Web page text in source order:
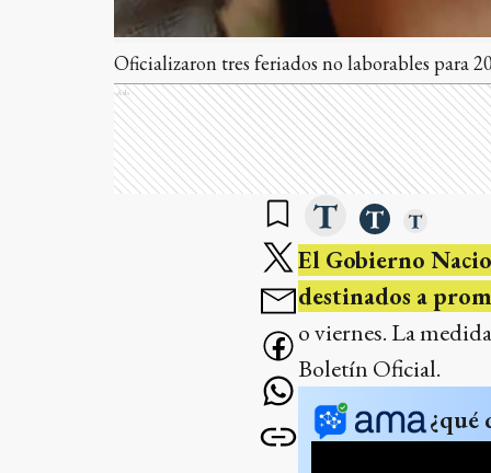
Oficializaron tres feriados no laborables para
Ads
El Gobierno
destinados a
o viernes. La
Boletín Oficial.
¿qué